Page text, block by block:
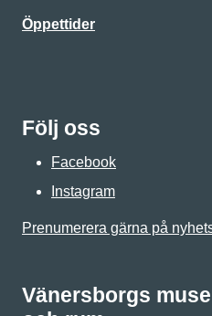
Öppettider
Följ oss
Facebook
Instagram
Prenumerera gärna på
Vänersborgs